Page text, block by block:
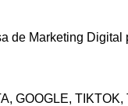
de Marketing Digital
GOOGLE,